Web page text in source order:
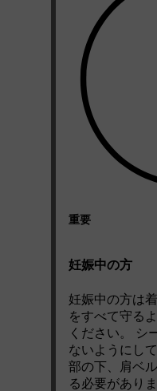
重要
妊娠中の方
妊娠中の方は
をすべて守る
ください。 シ
ないようにし
部の下、肩ベ
る必要がありま